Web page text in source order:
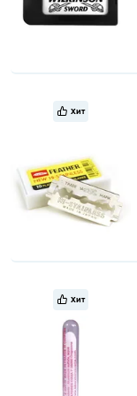
Хит
Хит